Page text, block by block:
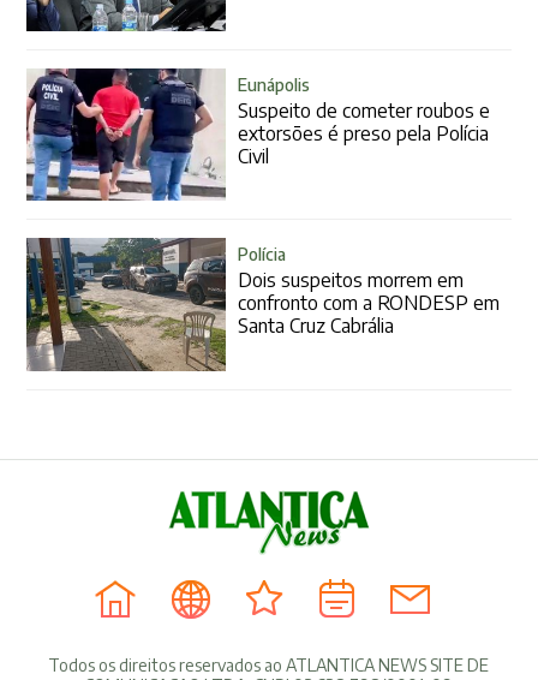
Eunápolis
Suspeito de cometer roubos e
extorsões é preso pela Polícia
Civil
Polícia
Dois suspeitos morrem em
confronto com a RONDESP em
Santa Cruz Cabrália
Todos os direitos reservados ao ATLANTICA NEWS SITE DE